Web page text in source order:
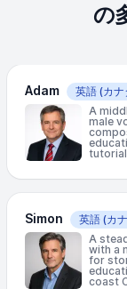
の
Adam 英語 (カナ
A
male
Simon 英語 (カ
A
with a
for
coast